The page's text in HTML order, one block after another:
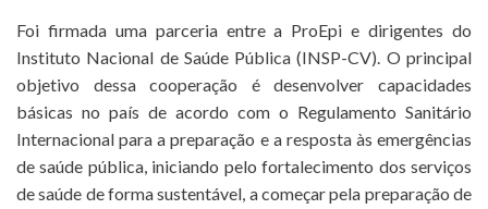
Foi firmada uma parceria entre a ProEpi e dirigentes do
Instituto Nacional de Saúde Pública (INSP-CV). O principal
objetivo dessa cooperação é desenvolver capacidades
básicas no país de acordo com o Regulamento Sanitário
Internacional para a preparação e a resposta às emergências
de saúde pública, iniciando pelo fortalecimento dos serviços
de saúde de forma sustentável, a começar pela preparação de